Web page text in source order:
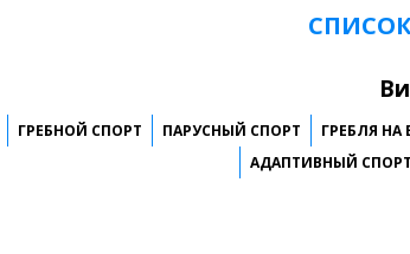
ГРЕБНОЙ СПОРТ ПАРУСНЫЙ СПОРТ ГРЕБЛЯ НА
АДАПТИВНЫЙ СПОРТ